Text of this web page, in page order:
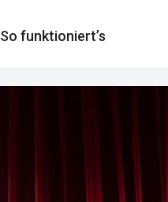
So funktioniert’s